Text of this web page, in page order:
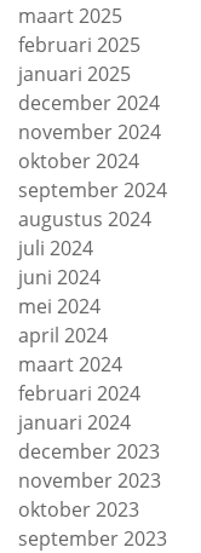
maart 2025
februari 2025
januari 2025
december 2024
november 2024
oktober 2024
september 2024
augustus 2024
juli 2024
juni 2024
mei 2024
april 2024
maart 2024
februari 2024
januari 2024
december 2023
november 2023
oktober 2023
september 2023